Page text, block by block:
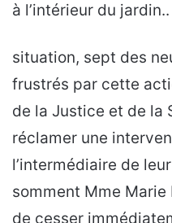
à l’intérieur du
situation, sept des
frustrés par cette
de la Justice et de la
réclamer une
l’intermédiaire de
somment Mme Marie
de cesser